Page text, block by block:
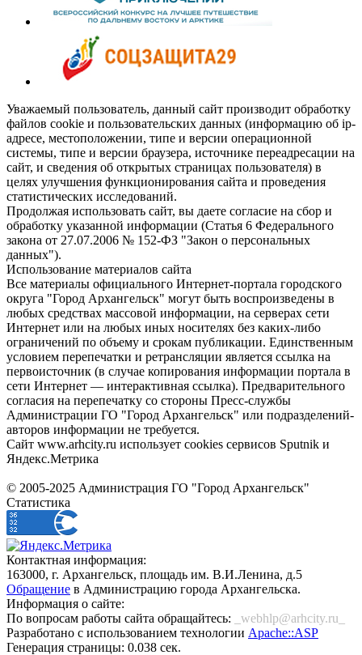
Уважаемый пользователь, данный сайт производит обработку
файлов cookie и пользовательских данных (информацию об ip-
адресе, местоположении, типе и версии операционной
системы, типе и версии браузера, источнике переадресации на
сайт, и сведения об открытых страницах пользователя) в
целях улучшения функционирования сайта и проведения
статистических исследований.
Продолжая использовать сайт, вы даете согласие на сбор и
обработку указанной информации (Статья 6 Федерального
закона от 27.07.2006 № 152-ФЗ "Закон о персональных
данных").
Использование материалов сайта
Все материалы официального Интернет-портала городского
округа "Город Архангельск" могут быть воспроизведены в
любых средствах массовой информации, на серверах сети
Интернет или на любых иных носителях без каких-либо
ограничений по объему и срокам публикации. Единственным
условием перепечатки и ретрансляции является ссылка на
первоисточник (в случае копирования информации портала в
сети Интернет — интерактивная ссылка). Предварительного
согласия на перепечатку со стороны Пресс-службы
Администрации ГО "Город Архангельск" или подразделений-
авторов информации не требуется.
Сайт www.arhcity.ru использует cookies сервисов Sputnik и
Яндекс.Метрика
© 2005-2025 Администрация ГО "Город Архангельск"
Статистика
Контактная информация:
163000, г. Архангельск, площадь им. В.И.Ленина, д.5
Обращение в Администрацию города Архангельска.
Информация о сайте:
По вопросам работы сайта обращайтесь:
_webhlp@arhcity.ru_
Разработано с использованием технологии Apache::ASP
Генерация страницы: 0.038 сек.